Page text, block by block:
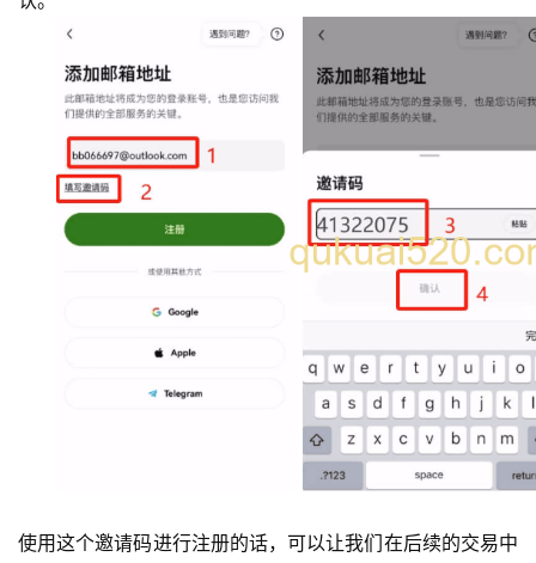
使用这个邀请码进行注册的话，可以让我们在后续的交易中